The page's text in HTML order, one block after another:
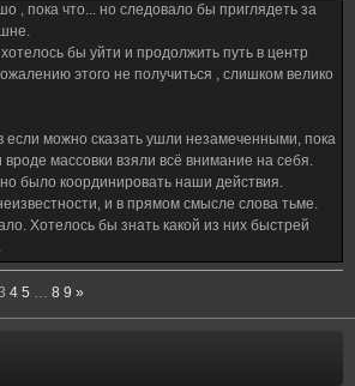
, пока что... но следовало бы приглядеть за
бы уйти и продолжить путь в центр
этого не получиться , слишком велико
если можно сказать ушли незамеченными, пока
массовки взяли всё внимание на себя.
было координировать наши действия.
и в прямом смысле слова тьме.
Хотелось бы знать какой из них быстрей
4 5 … 8 9 »